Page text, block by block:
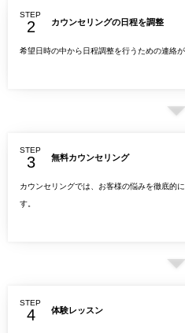
STEP
カウンセリングの日程を調整
希望日時の中から日程調整を行うための連絡が
STEP
無料カウンセリング
カウンセリングでは、お客様の悩みを徹底的
す。
STEP
体験レッスン